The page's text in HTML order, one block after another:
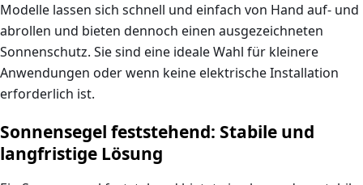
Modelle lassen sich schnell und einfach von Hand auf- und
abrollen und bieten dennoch einen ausgezeichneten
Sonnenschutz. Sie sind eine ideale Wahl für kleinere
Anwendungen oder wenn keine elektrische Installation
erforderlich ist.
Sonnensegel feststehend: Stabile und
langfristige Lösung